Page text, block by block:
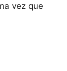
vez que